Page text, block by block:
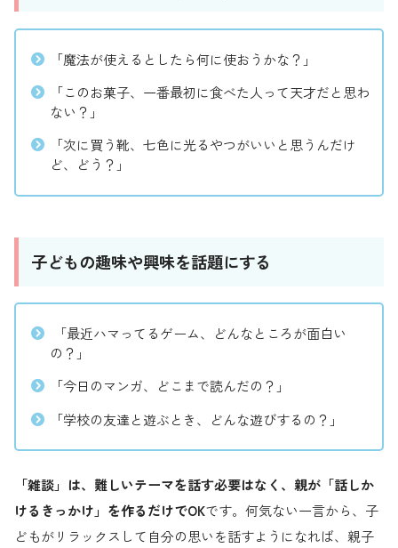
「魔法が使えるとしたら何に使おうかな？」
「このお菓子、一番最初に食べた人って天才だと思わ
ない？」
「次に買う靴、七色に光るやつがいいと思うんだけ
ど、どう？」
子どもの趣味や興味を話題にする
「最近ハマってるゲーム、どんなところが面白い
の？」
「今日のマンガ、どこまで読んだの？」
「学校の友達と遊ぶとき、どんな遊びするの？」
「雑談」は、難しいテーマを話す必要はなく、親が「話しか
けるきっかけ」を作るだけでOKです。何気ない一言から、子
どもがリラックスして自分の思いを話すようになれば、親子